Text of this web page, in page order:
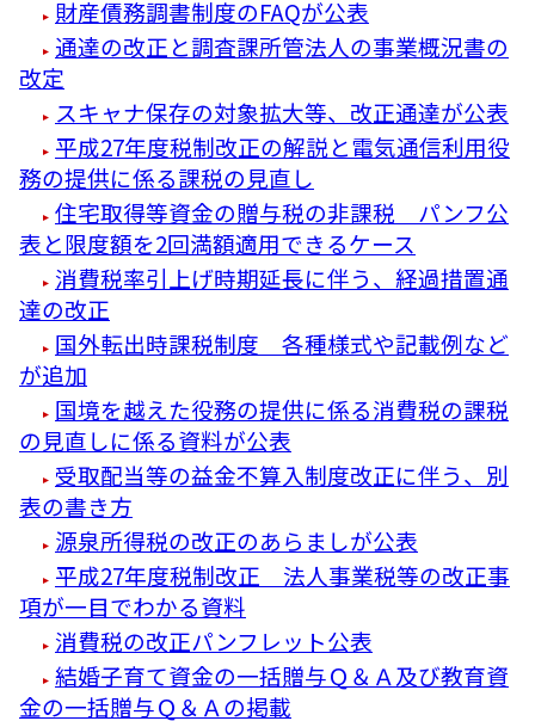
財産債務調書制度のFAQが公表
通達の改正と調査課所管法人の事業概況書の
改定
スキャナ保存の対象拡大等、改正通達が公表
平成27年度税制改正の解説と電気通信利用役
務の提供に係る課税の見直し
住宅取得等資金の贈与税の非課税 パンフ公
表と限度額を2回満額適用できるケース
消費税率引上げ時期延長に伴う、経過措置通
達の改正
国外転出時課税制度 各種様式や記載例など
が追加
国境を越えた役務の提供に係る消費税の課税
の見直しに係る資料が公表
受取配当等の益金不算入制度改正に伴う、別
表の書き方
源泉所得税の改正のあらましが公表
平成27年度税制改正 法人事業税等の改正事
項が一目でわかる資料
消費税の改正パンフレット公表
結婚子育て資金の一括贈与Ｑ＆Ａ及び教育資
金の一括贈与Ｑ＆Ａの掲載